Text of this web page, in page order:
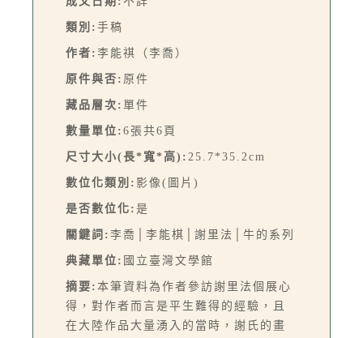
類別: 手稿
作者: 李能祺（李喬）
原件與否: 原件
藏品層次: 單件
數量單位: 6張共6頁
尺寸大小(長*寬*高): 25.7*35.2cm
數位化類別: 影像(圖片)
是否數位化: 是
關鍵詞: 李喬│李能棋│謝里法│牛的系列
典藏單位: 國立臺灣文學館
摘要: 本筆資料為作者參訪謝里法個展心
得，對作者而言是平生難得的經驗，且
在大陸作品大量湧入的當時，謝氏的畫